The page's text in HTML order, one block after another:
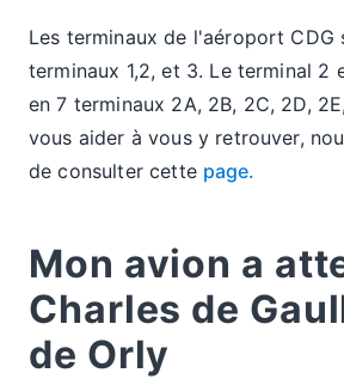
Les terminaux de l'aéroport CDG
terminaux 1,2, et 3. Le terminal 2
en 7 terminaux 2A, 2B, 2C, 2D,
vous aider à vous y retrouver,
de consulter cette page.
Mon avion a
Charles de
de Orly